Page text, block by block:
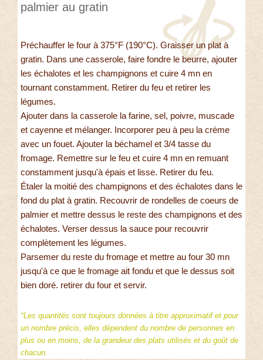
palmier au gratin
Préchauffer le four à 375°F (190°C). Graisser un plat à
gratin. Dans une casserole, faire fondre le beurre, ajouter
les échalotes et les champignons et cuire 4 mn en
tournant constamment. Retirer du feu et retirer les
légumes.
Ajouter dans la casserole la farine, sel, poivre, muscade
et cayenne et mélanger. Incorporer peu à peu la crème
avec un fouet. Ajouter la béchamel et 3/4 tasse du
fromage. Remettre sur le feu et cuire 4 mn en remuant
constamment jusqu'à épais et lisse. Retirer du feu.
Étaler la moitié des champignons et des échalotes dans le
fond du plat à gratin. Recouvrir de rondelles de coeurs de
palmier et mettre dessus le reste des champignons et des
échalotes. Verser dessus la sauce pour recouvrir
complètement les légumes.
Parsemer du reste du fromage et mettre au four 30 mn
jusqu'à ce que le fromage ait fondu et que le dessus soit
bien doré. retirer du four et servir.
*Les quantités sont toujours données à titre approximatif et pour
un nombre précis, elles dépendent du nombre de personnes en
plus ou en moins, de la grandeur des plats utilisés et du goût de
chacun.